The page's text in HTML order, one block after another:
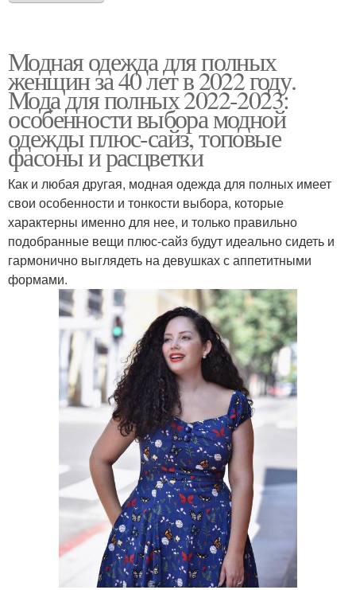
Модная одежда для полных
женщин за 40 лет в 2022 году.
Мода для полных 2022-2023:
особенности выбора модной
одежды плюс-сайз, топовые
фасоны и расцветки
Как и любая другая, модная одежда для полных имеет
свои особенности и тонкости выбора, которые
характерны именно для нее, и только правильно
подобранные вещи плюс-сайз будут идеально сидеть и
гармонично выглядеть на девушках с аппетитными
формами.